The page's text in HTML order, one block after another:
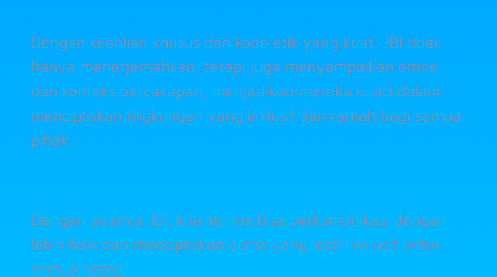
Dengan keahlian khusus dan kode etik yang kuat, JBI tidak
hanya menerjemahkan, tetapi juga menyampaikan emosi
dan konteks percakapan, menjadikan mereka kunci dalam
menciptakan lingkungan yang inklusif dan ramah bagi semua
pihak.
Dengan adanya JBI, kita semua bisa berkomunikasi dengan
lebih baik dan menciptakan dunia yang lebih inklusif untuk
semua orang